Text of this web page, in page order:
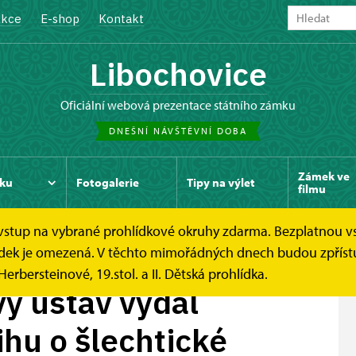
E-shop Kontakt
Libochovice
oficiální webová prezentace státního zámku
DNEŠNÍ NÁVŠTĚVNÍ DOBA
Fotogalerie Tipy na výlet
Zámek ve
filmu
na vybrané prohlídkové okruhy zdarma. Bezplatnou
je omezená. V těchto mimořádných dnech budou
19.stol. a II. Dětská prohlídka.
ústav vydal...
ústav vydal
o šlechtické